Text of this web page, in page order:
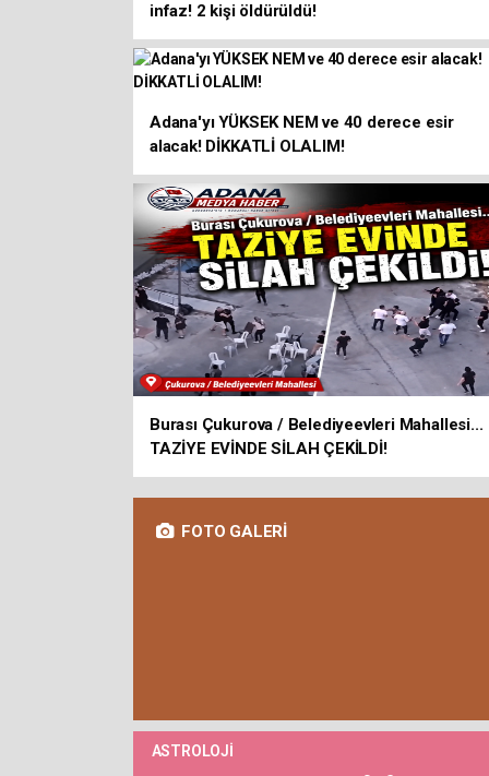
infaz! 2 kişi öldürüldü!
Adana'yı YÜKSEK NEM ve 40 derece esir
alacak! DİKKATLİ OLALIM!
Burası Çukurova / Belediyeevleri Mahallesi...
TAZİYE EVİNDE SİLAH ÇEKİLDİ!
FOTO GALERİ
ASTROLOJİ